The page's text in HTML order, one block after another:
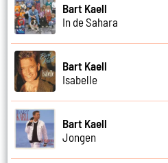
Bart Kaell
In de Sahara
Bart Kaell
Isabelle
Bart Kaell
Jongen